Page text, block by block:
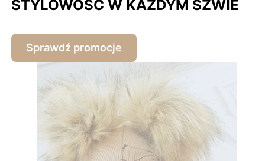
STYLOWOŚĆ W KAŻDYM SZWIE
Sprawdź promocje